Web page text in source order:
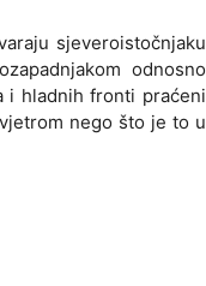
sjeveroistočnjaku
odnosno
i hladnih fronti praćeni
nego što je to u